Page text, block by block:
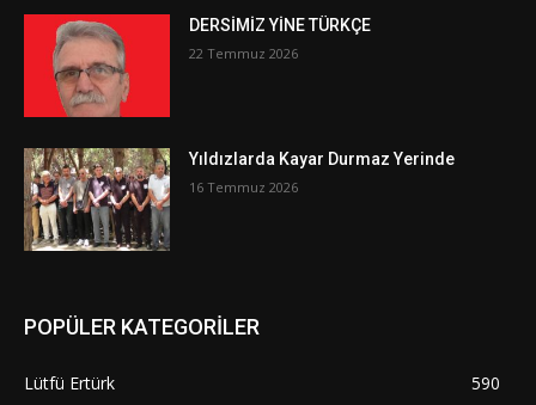
DERSİMİZ YİNE TÜRKÇE
22 Temmuz 2026
Yıldızlarda Kayar Durmaz Yerinde
16 Temmuz 2026
POPÜLER KATEGORİLER
Lütfü Ertürk
590